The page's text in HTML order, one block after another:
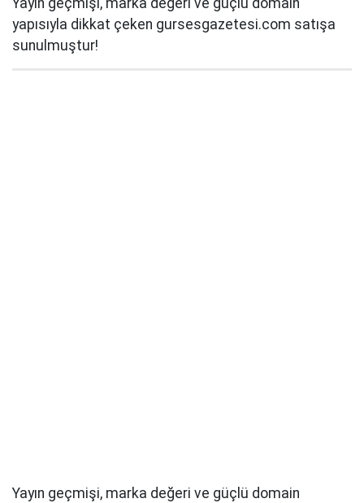
Yayın geçmişi, marka değeri ve güçlü domain
yapısıyla dikkat çeken gursesgazetesi.com satışa
sunulmuştur!
Yayın geçmişi, marka değeri ve güçlü domain